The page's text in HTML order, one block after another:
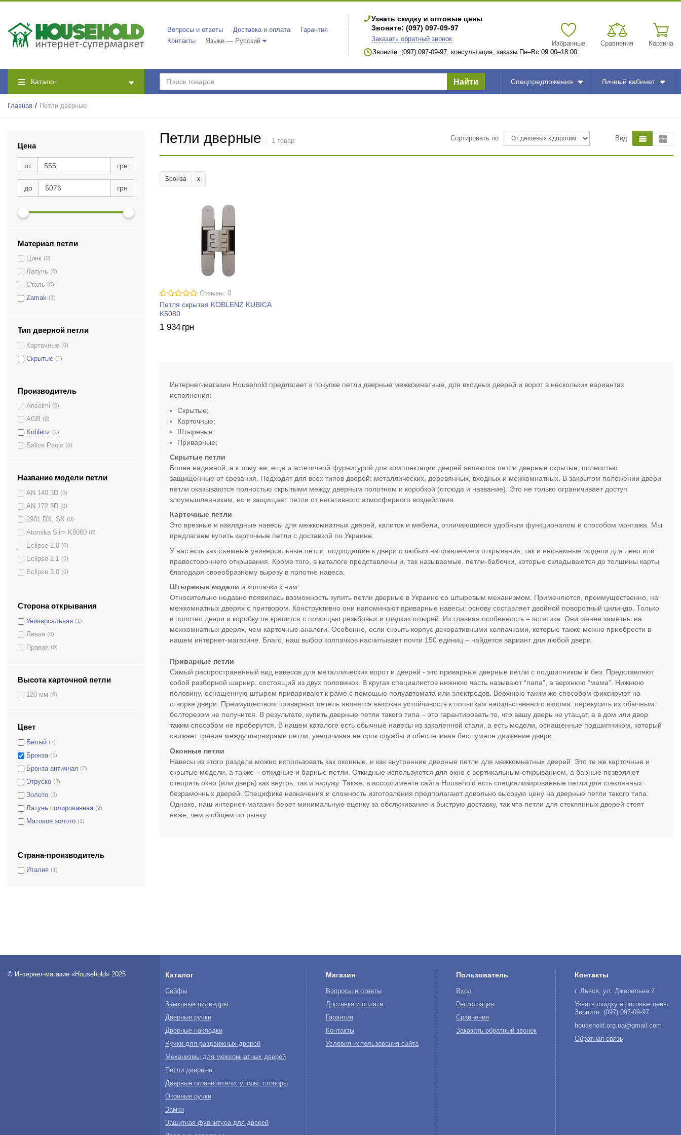
Вопросы и ответы Доставка и оплата
Гарантия
Контакты
Языки — Русский
Узнать скидку и оптовые цены
Звоните: (097) 097-09-97
Заказать обратный звонок
Звоните: (097) 097-09-97, консультация, заказы Пн–Вс 09:00–18:00
Избранные Сравнения Корзина
Каталог Найти Спецпредложения Личный кабинет
Главная Петли дверные
Цена
от грн
до грн
Материал петли
Цинк (0)
Латунь (0)
Сталь (0)
Zamak (1)
Тип дверной петли
Карточные (0)
Скрытые (1)
Производитель
Anselmi (0)
AGB (0)
Koblenz (1)
Salice Paolo (0)
Название модели петли
AN 140 3D (0)
AN 172 3D (0)
2901 DX, SX (0)
Atomika Slim K8060 (0)
Eclipse 2.0 (0)
Eclipse 2.1 (0)
Eclipse 3.0 (0)
Eclipse 3.2 (0)
Kombi-3 K1019 DXSX
Kombi S30 DXSX
Kombi-3 Art.K 1000 DXSX
Kubica Art.K2400 DXSX
Kubica Art.K2700 DXSX
Kubikina Art.6100
Kubica Art.K6200
Kubica Art.6300
Kubica Art.6700 (0)
Kubica Art.7000
KUBI7 Art.7080 80/100кг
KUBI7 Art.7120 120/140кг
Atomika K8000 (0)
Сторона открывания
Универсальная (1)
Левая (0)
Правая (0)
Высота карточной петли
120 мм (0)
Цвет
Белый (7)
Бронза (1)
Бронза античная (2)
Этруско (2)
Золото (3)
Латунь полированная (2)
Матовое золото (1)
Хром матовый (26)
Черный (11)
Страна-производитель
Италия (1)
Петли дверные 1 товар Сортировать по Вид
Бронза
Отзывы: 0
Петля скрытая KOBLENZ KUBICA
K5080
1 934 грн
Интернет-магазин Household предлагает к покупке петли дверные межкомнатные, для входных дверей и ворот в нескольких вариантах
исполнения:
Скрытые;
Карточные;
Штыревые;
Приварные;
Скрытые петли
Более надежной, а к тому же, еще и эстетичной фурнитурой для комплектации дверей являются петли дверные скрытые, полностью
защищенные от срезания. Подходят для всех типов дверей: металлических, деревянных, входных и межкомнатных. В закрытом положении двери
петли оказываются полностью скрытыми между дверным полотном и коробкой (отсюда и название). Это не только ограничивает доступ
злоумышленникам, но и защищает петли от негативного атмосферного воздействия.
Карточные петли
Это врезные и накладные навесы для межкомнатных дверей, калиток и мебели, отличающиеся удобным функционалом и способом монтажа. Мы
предлагаем купить карточные петли с доставкой по Украине.
У нас есть как съемные универсальные петли, подходящие к двери с любым направлением открывания, так и несъемные модели для лево или
правостороннего открывания. Кроме того, в каталоге представлены и, так называемые, петли-бабочки, которые складываются до толщины карты
благодаря своеобразному вырезу в полотне навеса.
Штыревые модели и колпачки к ним
Относительно недавно появилась возможность купить петли дверные в Украине со штыревым механизмом. Применяются, преимущественно, на
межкомнатных дверях с притвором. Конструктивно они напоминают приварные навесы: основу составляет двойной поворотный цилиндр. Только
в полотно двери и коробку он крепится с помощью резьбовых и гладких штырей. Их главная особенность – эстетика. Они менее заметны на
межкомнатных дверях, чем карточные аналоги. Особенно, если скрыть корпус декоративными колпачками, которые также можно приобрести в
нашем интернет-магазине. Благо, наш выбор колпачков насчитывает почти 150 единиц – найдется вариант для любой двери.
Приварные петли
Самый распространенный вид навесов для металлических ворот и дверей - это приварные дверные петли с подшипником и без. Представляют
собой разборной шарнир, состоящий из двух половинок. В кругах специалистов нижнюю часть называют “папа”, а верхнюю “мама”. Нижнюю
половину, оснащенную штырем приваривают к раме с помощью полуавтомата или электродов. Верхнюю таким же способом фиксируют на
створке двери. Преимуществом приварных петель является высокая устойчивость к попыткам насильственного взлома: перекусить их обычным
болторезом не получится. В результате, купить дверные петли такого типа – это гарантировать то, что вашу дверь не утащат, а в дом или двор
таким способом не проберутся. В нашем каталоге есть обычные навесы из закаленной стали, а есть модели, оснащенные подшипником, который
снижает трение между шарнирами петли, увеличивая ее срок службы и обеспечивая бесшумное движение двери.
Оконные петли
Навесы из этого раздела можно использовать как оконные, и как внутренние дверные петли для межкомнатных дверей. Это те же карточные и
скрытые модели, а также – откидные и барные петли. Откидные используются для окно с вертикальным открыванием, а барные позволяют
отворять окно (или дверь) как внутрь, так и наружу. Также, в ассортименте сайта Household есть специализированные петли для стеклянных
безрамочных дверей. Специфика назначения и сложность изготовления предполагают довольно высокую цену на дверные петли такого типа.
Однако, наш интернет-магазин берет минимальную оценку за обслуживание и быструю доставку, так что петли для стеклянных дверей стоят
ниже, чем в общем по рынку.
© Интернет-магазин «Household» 2025 Каталог
Сейфы
Замковые цилиндры
Дверные ручки
Дверные накладки
Ручки для раздвижных дверей
Механизмы для межкомнатных дверей
Петли дверные
Дверные ограничители, упоры, стопоры
Оконные ручки
Замки
Защитная фурнитура для дверей
Магазин
Вопросы и ответы
Доставка и оплата
Гарантия
Контакты
Условия использования сайта
Пользователь
Вход
Регистрация
Сравнения
Заказать обратный звонок
Контакты
г. Львов, ул. Джерельна 2
Узнать скидку и оптовые цены
Звоните: (097) 097-09-97
household.org.ua@gmail.com
Обратная связь